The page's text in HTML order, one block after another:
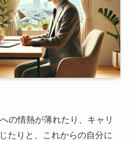
の情熱が薄れたり、キャリ
たりと、これからの自分に